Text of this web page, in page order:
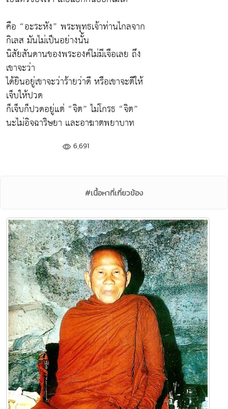
คือ “อะระหัง” พระพุทธเจ้าท่านไกลจาก
กิเลส มันไม่เป็นอย่างนั้น
นิสัยสันดานของพระองค์ไม่มีเจือเลย ถึง
เขาจะว่า
ได้ยินอยู่เขาจะว่าร้ายว่าดี หรือเขาจะตีให้
เจ็บให้ปวด
ก็เจ็บก็ปวดอยู่แต่ “จิต” ไม่โกรธ “จิต”
นะไม่อิจฉาริษยา และอาฆาตพยาบาท
6,691
#เนื้อหาที่เกี่ยวข้อง